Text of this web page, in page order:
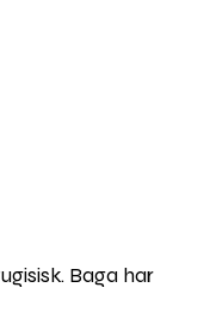
Baga har